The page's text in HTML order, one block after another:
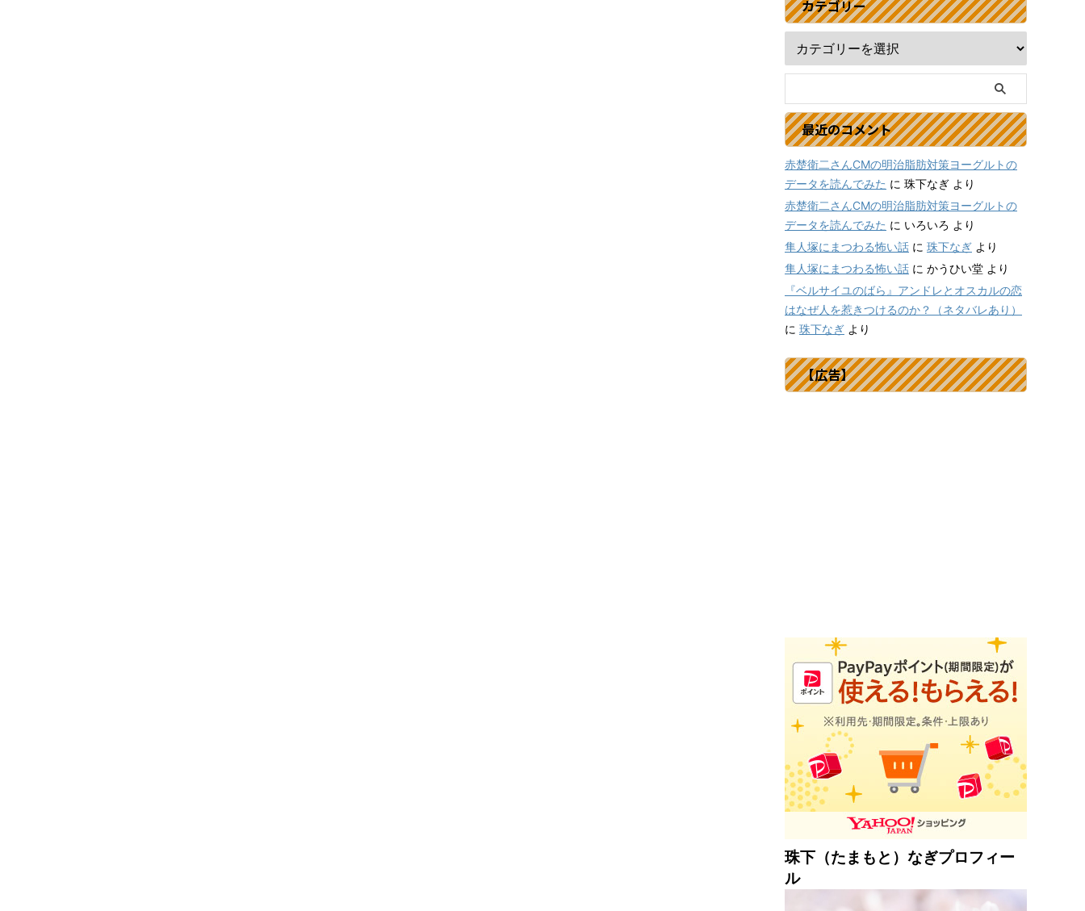
カテゴリー
最近のコメント
赤楚衛二さんCMの明治脂肪対策ヨーグルトの
データを読んでみた に 珠下なぎ より
赤楚衛二さんCMの明治脂肪対策ヨーグルトの
データを読んでみた に いろいろ より
隼人塚にまつわる怖い話 に 珠下なぎ より
隼人塚にまつわる怖い話 に かうひい堂 より
『ベルサイユのばら』アンドレとオスカルの恋
はなぜ人を惹きつけるのか？（ネタバレあり）
に 珠下なぎ より
【広告】
珠下（たまもと）なぎプロフィー
ル